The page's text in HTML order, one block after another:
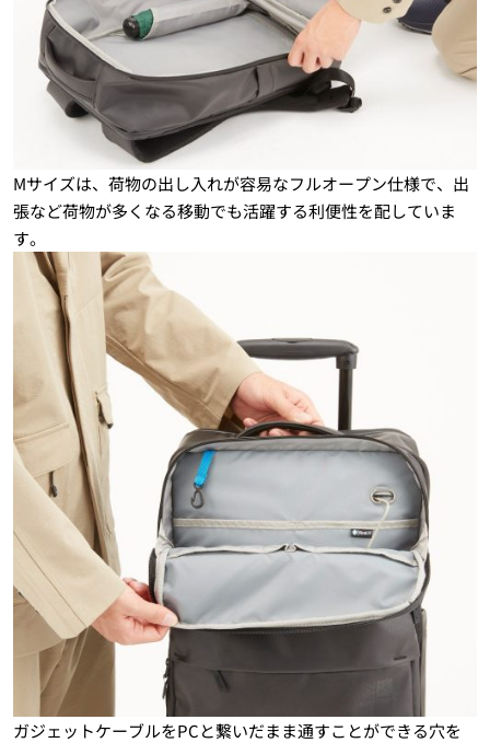
Mサイズは、荷物の出し入れが容易なフルオープン仕様で、出
張など荷物が多くなる移動でも活躍する利便性を配していま
す。
ガジェットケーブルをPCと繋いだまま通すことができる穴を